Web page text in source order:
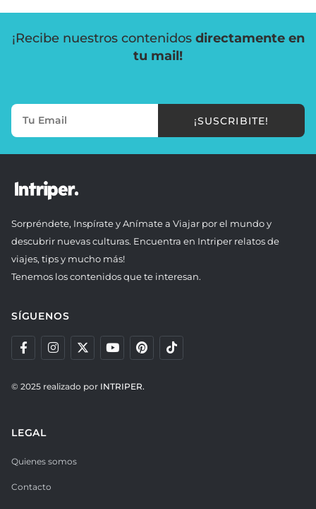
¡Recibe nuestros contenidos directamente en
tu mail!
¡SUSCRIBITE!
Sorpréndete, Inspírate y Anímate a Viajar por el mundo y
descubrir nuevas culturas. Encuentra en Intriper relatos de
viajes, tips y mucho más!
Tenemos los contenidos que te interesan.
SÍGUENOS
© 2025 realizado por INTRIPER.
LEGAL
Quienes somos
Contacto